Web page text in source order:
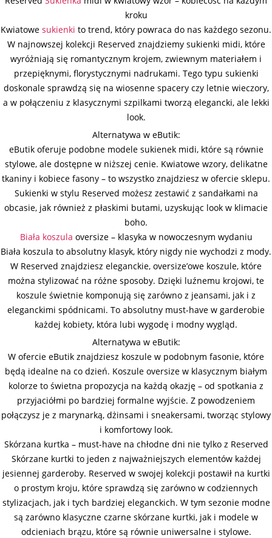
kroku
Kwiatowe sukienki to trend, który powraca do nas każdego sezonu.
W najnowszej kolekcji Reserved znajdziemy sukienki midi, które
wyróżniają się romantycznym krojem, zwiewnym materiałem i
przepięknymi, florystycznymi nadrukami. Tego typu sukienki
doskonale sprawdzą się na wiosenne spacery czy letnie wieczory,
a w połączeniu z klasycznymi szpilkami tworzą elegancki, ale lekki
look.
Alternatywa w eButik:
eButik oferuje podobne modele sukienek midi, które są równie
stylowe, ale dostępne w niższej cenie. Kwiatowe wzory, delikatne
tkaniny i kobiece fasony – to wszystko znajdziesz w ofercie sklepu.
Sukienki w stylu Reserved możesz zestawić z sandałkami na
obcasie, jak również z płaskimi butami, uzyskując look w klimacie
boho.
Biała koszula oversize – klasyka w nowoczesnym wydaniu
Biała koszula to absolutny klasyk, który nigdy nie wychodzi z mody.
W Reserved znajdziesz eleganckie, oversize’owe koszule, które
można stylizować na różne sposoby. Dzięki luźnemu krojowi, te
koszule świetnie komponują się zarówno z jeansami, jak i z
eleganckimi spódnicami. To absolutny must-have w garderobie
każdej kobiety, która lubi wygodę i modny wygląd.
Alternatywa w eButik:
W ofercie eButik znajdziesz koszule w podobnym fasonie, które
będą idealne na co dzień. Koszule oversize w klasycznym białym
kolorze to świetna propozycja na każdą okazję – od spotkania z
przyjaciółmi po bardziej formalne wyjście. Z powodzeniem
połączysz je z marynarką, dżinsami i sneakersami, tworząc stylowy
i komfortowy look.
Skórzana kurtka – must-have na chłodne dni nie tylko z Reserved
Skórzane kurtki to jeden z najważniejszych elementów każdej
jesiennej garderoby. Reserved w swojej kolekcji postawił na kurtki
o prostym kroju, które sprawdzą się zarówno w codziennych
stylizacjach, jak i tych bardziej eleganckich. W tym sezonie modne
są zarówno klasyczne czarne skórzane kurtki, jak i modele w
odcieniach brązu, które są równie uniwersalne i stylowe.